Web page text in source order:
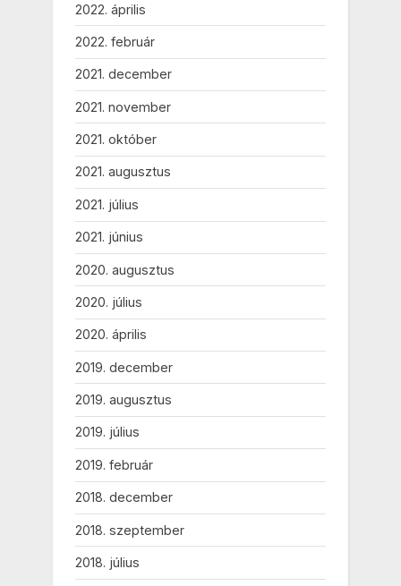
2022. április
2022. február
2021. december
2021. november
2021. október
2021. augusztus
2021. július
2021. június
2020. augusztus
2020. július
2020. április
2019. december
2019. augusztus
2019. július
2019. február
2018. december
2018. szeptember
2018. július